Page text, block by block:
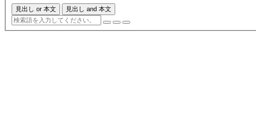
見出し or 本文 見出し and 本文